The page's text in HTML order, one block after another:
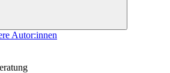
Autor:innen